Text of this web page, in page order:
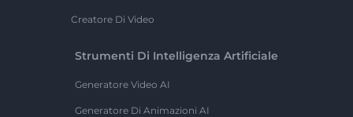
Creatore Di Video
Strumenti Di Intelligenza Artificiale
Generatore Video AI
Generatore Di Animazioni AI